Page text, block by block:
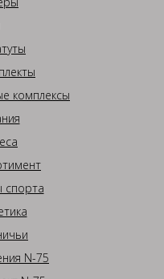
комплексы
спорта
N-75